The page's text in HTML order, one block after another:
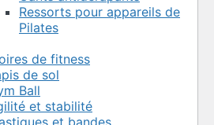
Ressorts pour appareils de
Pilates
de fitness
de sol
Ball
et stabilité
et bandes